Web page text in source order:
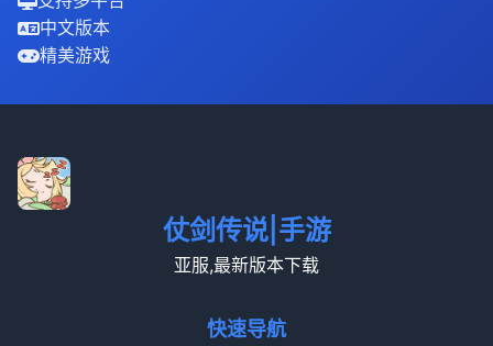
中文版本
精美游戏
仗剑传说|手游
亚服,最新版本下载
快速导航